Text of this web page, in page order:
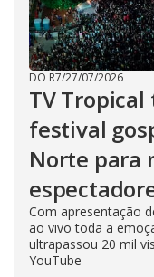
DO R7/27/07/2026
TV
festival
Norte para
Com apresentação
ao vivo toda a
ultrapassou 20 mil
YouTube